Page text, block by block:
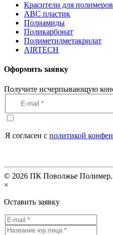
Красители для полимеров
АВС пластик
Полиамиды
Поликарбонат
Полиметилметакрилат
AIRTECH
Оформить заявку
Получите исчерпывающую
Я согласен с политикой
© 2026 ПК Поволжье
×
Оставить заявку